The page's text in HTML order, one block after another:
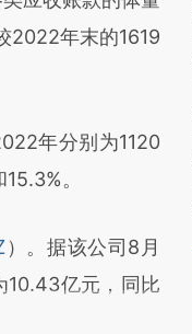
2022年末的1619
年分别为1120
。
）。据该公司8月
10.43亿元，同比